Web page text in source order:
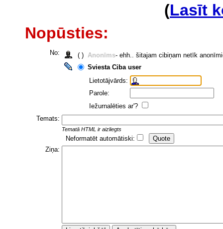
(Lasīt
Nopūsties:
No: ( ) Anonīms- ehh.. šitajam cibiņam netīk
Sviesta Ciba user
Lietotājvārds:
Parole:
Iežurnalēties ar'?
Temats:
Tematā HTML ir aizliegts
Neformatēt automātiski:
Ziņa: